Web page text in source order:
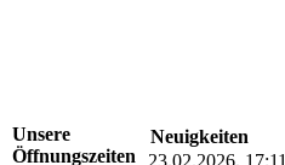
Unsere
Öffnungszeiten
Neuigkeiten
23.02.2026, 17:11